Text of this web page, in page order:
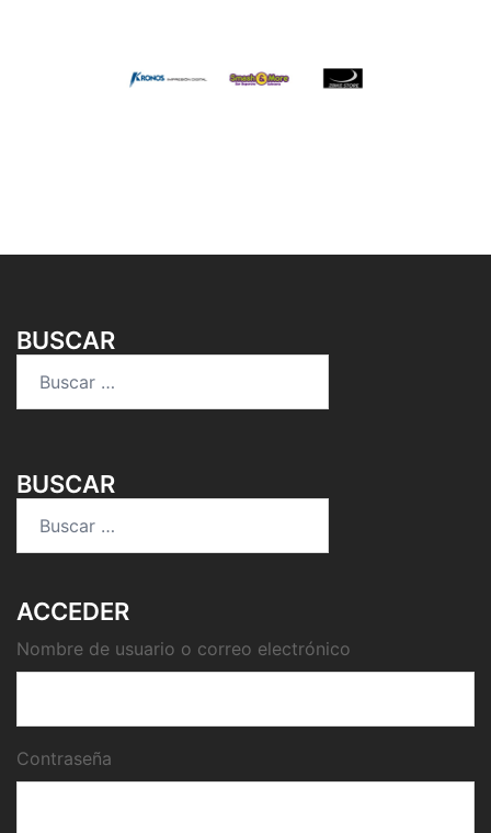
BUSCAR
BUSCAR
ACCEDER
Nombre de usuario o correo electrónico
Contraseña